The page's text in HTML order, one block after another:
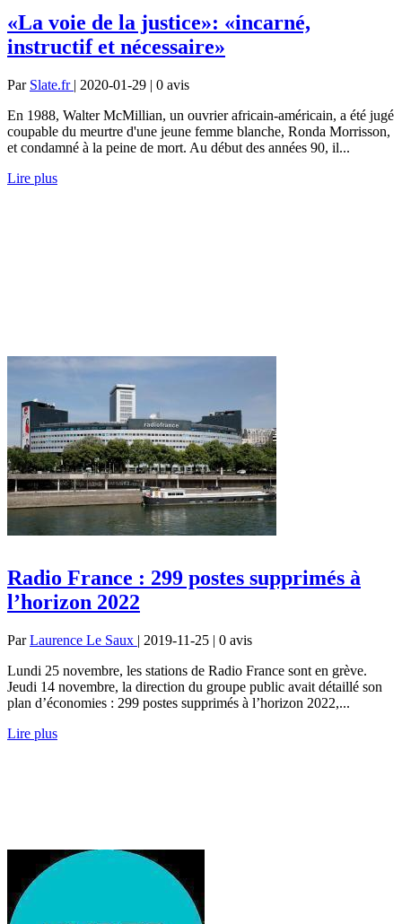
«La voie de la justice»: «incarné,
instructif et nécessaire»
Par Slate.fr | 2020-01-29 | 0 avis
En 1988, Walter McMillian, un ouvrier africain-américain, a été jugé
coupable du meurtre d'une jeune femme blanche, Ronda Morrisson,
et condamné à la peine de mort. Au début des années 90, il...
Lire plus
Radio France : 299 postes supprimés à
l’horizon 2022
ParLaurence Le Saux | 2019-11-25 | 0 avis
Lundi 25 novembre, les stations de Radio France sont en grève.
Jeudi 14 novembre, la direction du groupe public avait détaillé son
plan d’économies : 299 postes supprimés à l’horizon 2022,...
Lire plus